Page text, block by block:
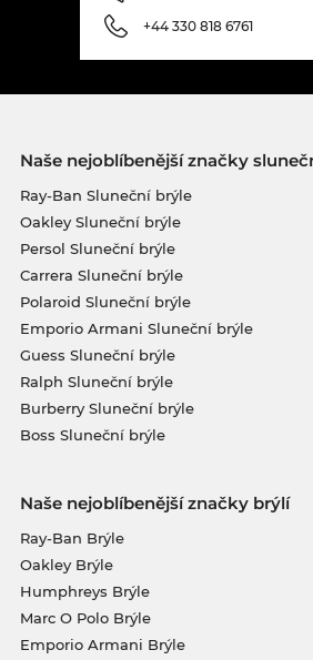
+44 330 818 6761
Naše nejoblíbenější značky
Ray-Ban Sluneční brýle
Oakley Sluneční brýle
Persol Sluneční brýle
Carrera Sluneční brýle
Polaroid Sluneční brýle
Emporio Armani Sluneční brýle
Guess Sluneční brýle
Ralph Sluneční brýle
Burberry Sluneční brýle
Boss Sluneční brýle
Naše nejoblíbenější značky brýlí
Ray-Ban Brýle
Oakley Brýle
Humphreys Brýle
Marc O Polo Brýle
Emporio Armani Brýle